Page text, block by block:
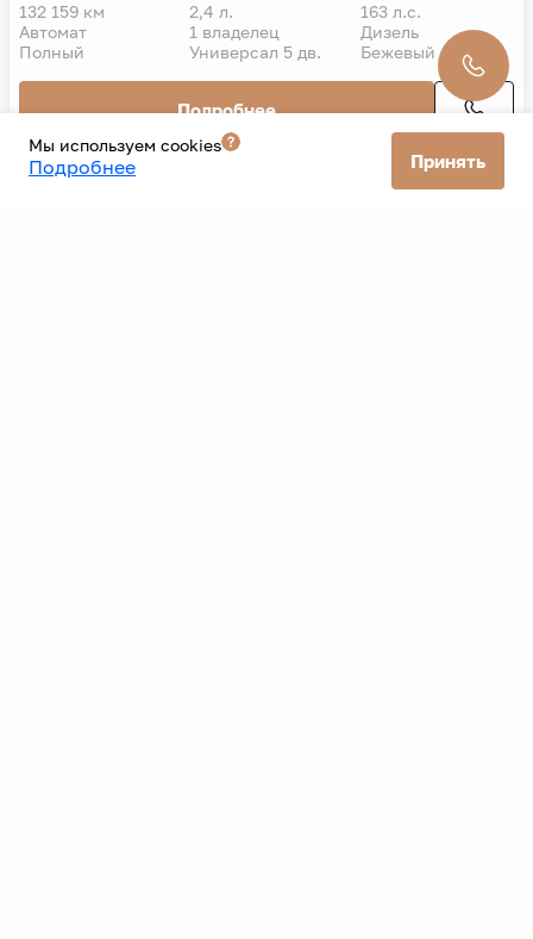
132 159 км 2,4 л.
163 л.с.
Автомат
1 владелец
Дизель
Полный
Универсал 5 дв. Бежевый
Подробнее
Мы используем cookies
Подробнее Принять